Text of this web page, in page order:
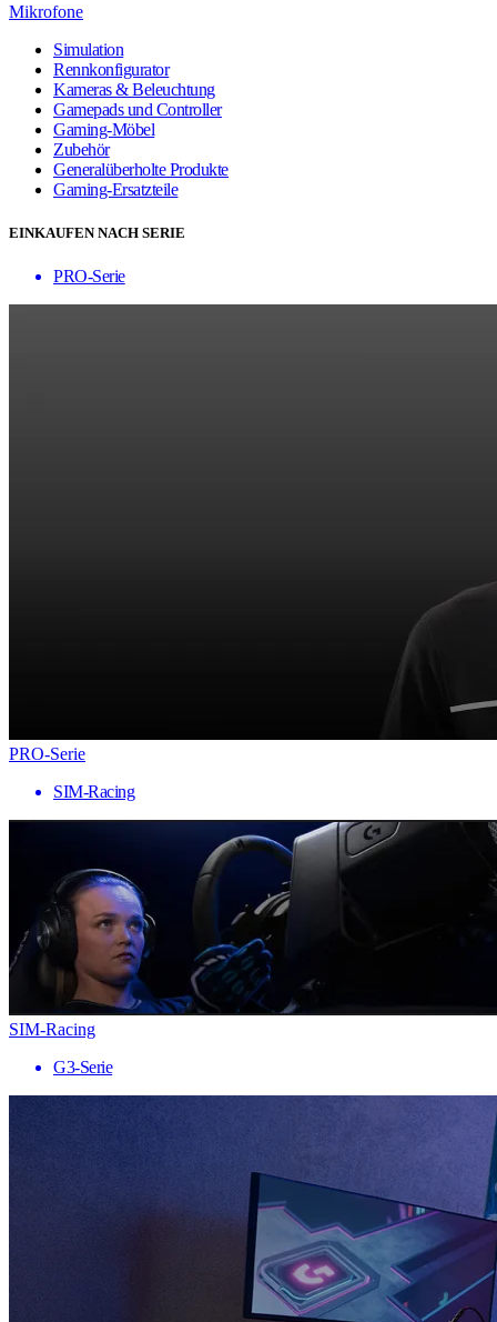
Mikrofone
Simulation
Rennkonfigurator
Kameras & Beleuchtung
Gamepads und Controller
Gaming-Möbel
Zubehör
Generalüberholte Produkte
Gaming-Ersatzteile
EINKAUFEN NACH SERIE
PRO-Serie
PRO-Serie
SIM-Racing
SIM-Racing
G3-Serie